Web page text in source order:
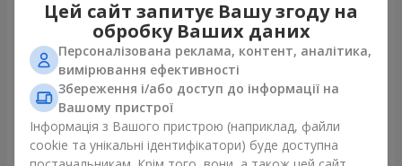
151 червона троянда
14 289 грн
Букет "Очей чарівність"
3 449 грн
Цей сайт запитує Вашу згоду на
обробку Ваших даних
Персоналізована реклама, контент, аналітика,
вимірювання ефективності
Збереження і/або доступ до інформації на
Вашому пристрої
Інформація з Вашого пристрою (наприклад, файли
cookie та унікальні ідентифікатори) буде доступна